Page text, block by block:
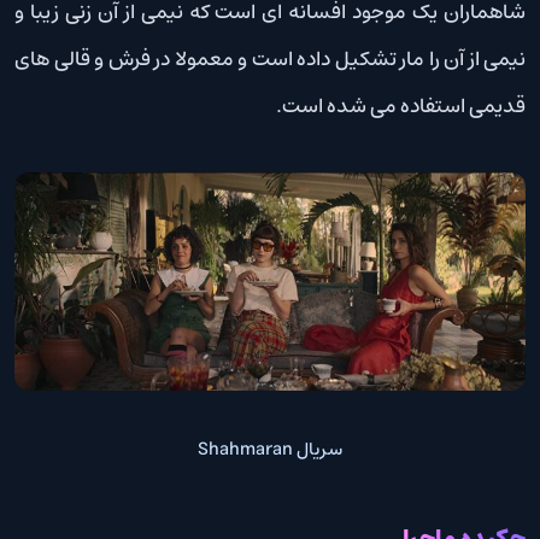
شاهماران یک موجود افسانه ای است که نیمی از آن زنی زیبا و
نیمی از آن را مار تشکیل داده است و معمولا در فرش و قالی های
قدیمی استفاده می شده است.
سریال Shahmaran